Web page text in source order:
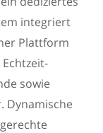
integriert
Plattform
sowie
Dynamische